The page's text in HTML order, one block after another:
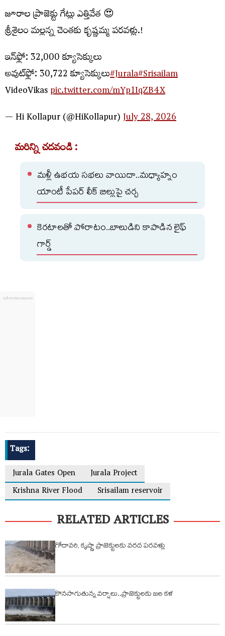
జూరాల ప్రాజెక్టు గేట్లు ఎత్తివేత 😍
శ్రీశైలం మల్లన్న చెంతకు కృష్ణమ్మ పరవళ్లు.!
ఇన్‌ఫ్లో: 32,000 క్యూసెక్కులు
అవుట్‌ఫ్లో: 30,722 క్యూసెక్కులు#Jurala#Srisailam
VideoVikaspic.twitter.com/mYp1IqZB4X
— Hi Kollapur (@HiKollapur)July 28, 2026
మరిన్ని చదవండి :
మళ్లీ ఉభయ సభలు వాయిదా..మధ్యాహ్నం
యాంటీ పేపర్ లీక్ బిల్లుపై చర్చ
కెరటాలతో పోరాటం..బాలుడిని కాపాడిన లైఫ్
గార్డ్
Tags:
Jurala Gates Open
Jurala Project
Krishna River Flood
Srisailam reservoir
RELATED ARTICLES
గోదావరి, కృష్ణా ప్రాజెక్టులకు వరద పరవళ్లు
కొనసాగుతున్న వర్షాలు..ప్రాజెక్టులకు జల కళ